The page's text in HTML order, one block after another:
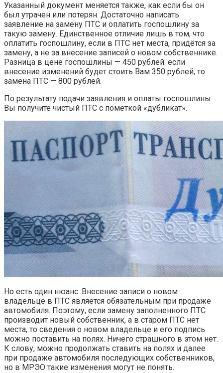
Указанный документ меняется также, как если бы он
был утрачен или потерян. Достаточно написать
заявление на замену ПТС и оплатить госпошлину за
такую замену. Единственное отличие лишь в том, что
оплатить госпошлину, если в ПТС нет места, придётся за
замену, а не за внесение записей о новом собственнике.
Разница в цене госпошлины — 450 рублей: если
внесение изменений будет стоить Вам 350 рублей, то
замена ПТС — 800 рублей.
По результату подачи заявления и оплаты госпошлины
Вы получите чистый ПТС с пометкой «дубликат».
Но есть один нюанс. Внесение записи о новом
владельце в ПТС является обязательным при продаже
автомобиля. Поэтому, если замену заполненного ПТС
производит новый собственник, а в старом ПТС нет
места, то сведения о новом владельце и его подпись
можно поставить на полях. Ничего страшного в этом нет.
К слову, можно продолжать ставить на полях и далее
при продаже автомобиля последующих собственников,
но в МРЭО такие изменения могут не понять.